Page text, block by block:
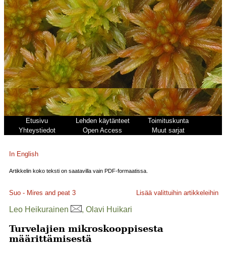
Etusivu Lehden käytänteet
Toimituskunta
Yhteystiedot
Open Access Muut sarjat
In English
Artikkelin koko teksti on saatavilla vain PDF-formaatissa.
Suo - Mires and peat 3 Lisää valittuihin artikkeleihin
Leo Heikurainen , Olavi Huikari
Turvelajien mikroskooppisesta
määrittämisestä